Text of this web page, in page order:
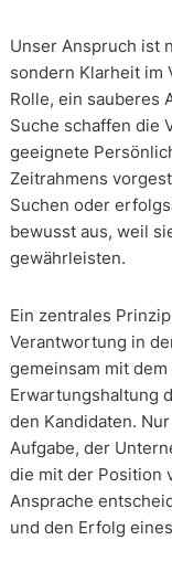
Unser Anspruch ist
sondern Klarheit im
Rolle, ein sauberes
Suche schaffen die
geeignete
Zeitrahmens
Suchen oder
bewusst aus, weil
gewährleisten.
Ein zentrales
Verantwortung in
gemeinsam mit
Erwartungshaltung
den Kandidaten.
Aufgabe, der
die mit der Position
Ansprache
und den Erfolg